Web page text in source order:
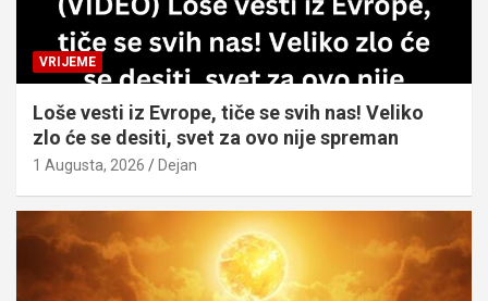
VRIJEME
Loše vesti iz Evrope, tiče se svih nas! Veliko
zlo će se desiti, svet za ovo nije spreman
1 Augusta, 2026 Dejan